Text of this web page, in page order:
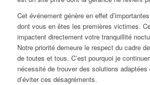
Cet événement génère en effet
dont vous en êtes les premières victimes.
impactent directement votre tranquillité
Notre priorité demeure le respect du cadre
de toutes et tous. C’est pourquoi je
nécessité de trouver des solutions adaptées
d’éviter ces désagréments.